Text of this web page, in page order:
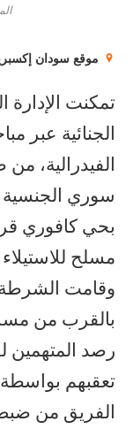
موقع سودان
تمكنت الإدارة
الجنائية
الفيدرالية،
سوري الجنسية
بحي كافوري
مسلح للاستيلاء
وقامت الشرطة
بالقرب من
رصد المتهمين
تعقبهم
الفريق من